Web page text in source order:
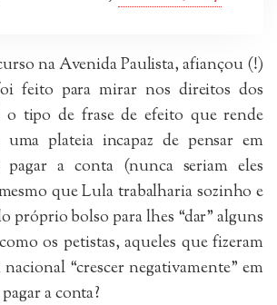
na Avenida Paulista, afiançou (!)
feito para mirar nos direitos dos
o tipo de frase de efeito que rende
plateia incapaz de pensar em
a conta (nunca seriam eles
que Lula trabalharia sozinho e
próprio bolso para lhes “dar” alguns
os petistas, aqueles que fizeram
“crescer negativamente” em
a conta?